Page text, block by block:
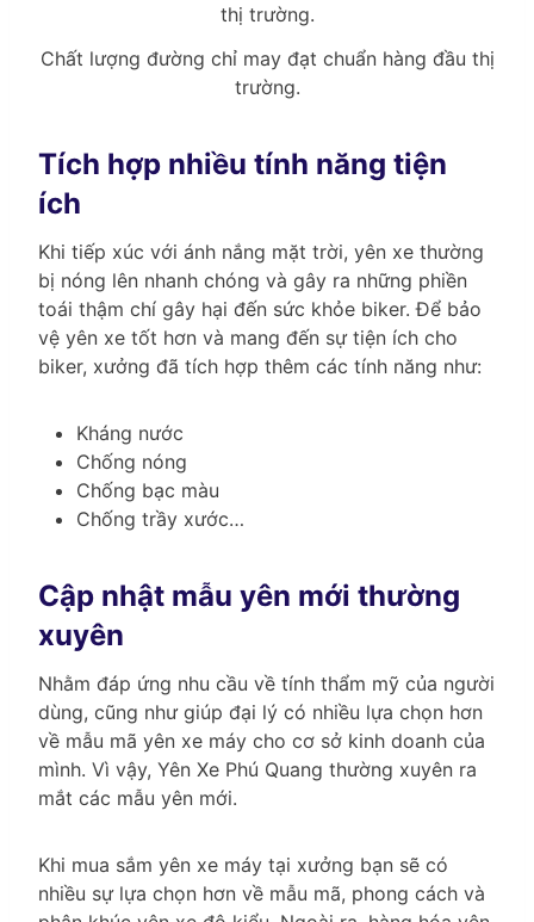
Chất lượng đường chỉ may đạt chuẩn hàng đầu thị
trường.
Tích hợp nhiều tính năng tiện
ích
Khi tiếp xúc với ánh nắng mặt trời, yên xe thường
bị nóng lên nhanh chóng và gây ra những phiền
toái thậm chí gây hại đến sức khỏe biker. Để bảo
vệ yên xe tốt hơn và mang đến sự tiện ích cho
biker, xưởng đã tích hợp thêm các tính năng như:
Kháng nước
Chống nóng
Chống bạc màu
Chống trầy xước…
Cập nhật mẫu yên mới thường
xuyên
Nhằm đáp ứng nhu cầu về tính thẩm mỹ của người
dùng, cũng như giúp đại lý có nhiều lựa chọn hơn
về mẫu mã yên xe máy cho cơ sở kinh doanh của
mình. Vì vậy, Yên Xe Phú Quang thường xuyên ra
mắt các mẫu yên mới.
Khi mua sắm yên xe máy tại xưởng bạn sẽ có
nhiều sự lựa chọn hơn về mẫu mã, phong cách và